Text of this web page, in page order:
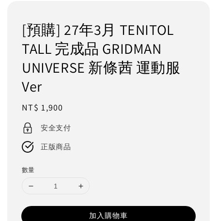
[預購] 27年3月 TENITOL
TALL 完成品 GRIDMAN
UNIVERSE 新條茜 運動服
Ver
Regular
price
NT$ 1,900
安全支付
正版商品
數量
加入購物車